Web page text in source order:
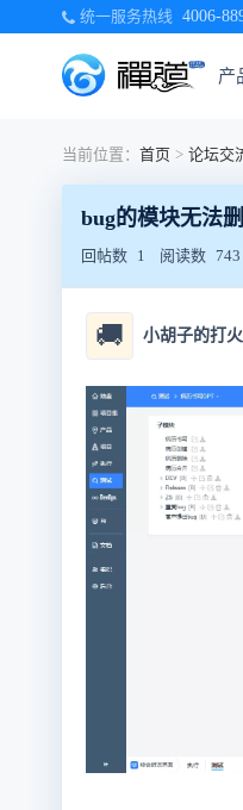
统一服务热线 4006-
产
当前位置： 首页 > 论坛交
bug的模块无法
回帖数 1 阅读数 743
🚚 小胡子的打